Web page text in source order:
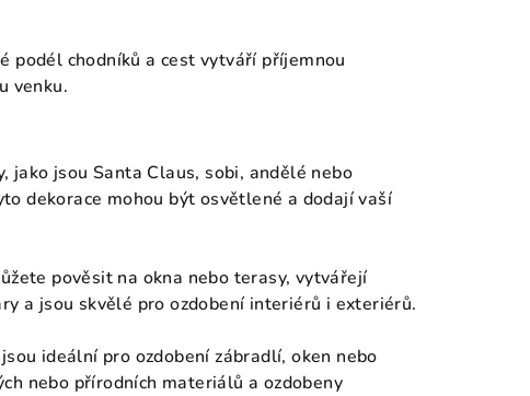
podél chodníků a cest vytváří příjemnou
venku.
jako jsou Santa Claus, sobi, andělé nebo
dekorace mohou být osvětlené a dodají vaší
pověsit na okna nebo terasy, vytvářejí
a jsou skvělé pro ozdobení interiérů i exteriérů.
ideální pro ozdobení zábradlí, oken nebo
nebo přírodních materiálů a ozdobeny